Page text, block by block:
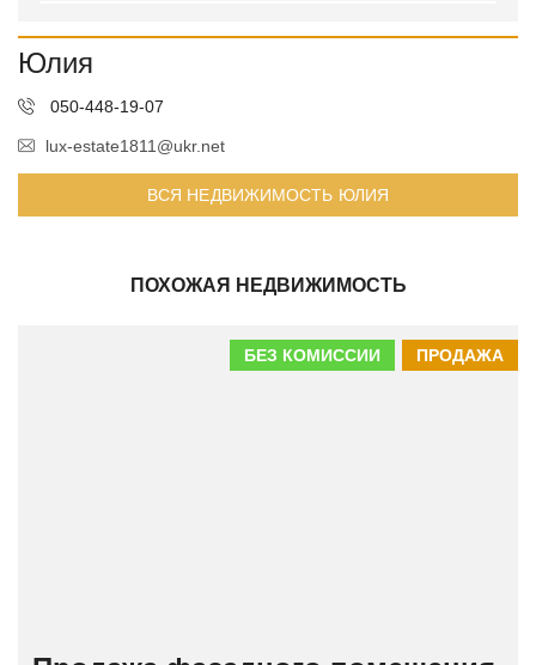
Юлия
050-448-19-07
lux-estate1811@ukr.net
ВСЯ НЕДВИЖИМОСТЬ ЮЛИЯ
ПОХОЖАЯ НЕДВИЖИМОСТЬ
ПРОДАЖА
БЕЗ КОМИССИИ